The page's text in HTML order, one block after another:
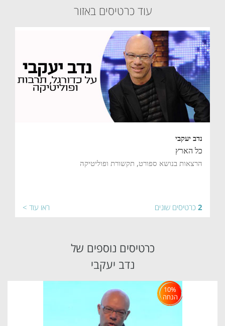
עוד כרטיסים באזור
נדב יעקבי
כל הארץ
הרצאות בנושא ספורט, תקשורת ופוליטיקה
2 כרטיסים שונים ראו עוד >
כרטיסים נוספים של
נדב יעקבי
10%
הנחה